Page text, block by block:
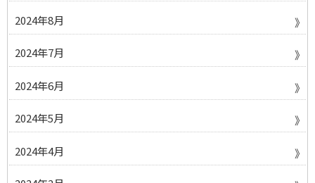
2024年8月
2024年7月
2024年6月
2024年5月
2024年4月